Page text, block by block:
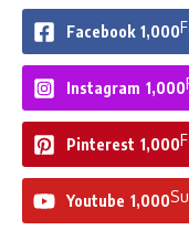
Facebook 1,000
Instagram 1,000
Pinterest 1,000
Youtube 1,000